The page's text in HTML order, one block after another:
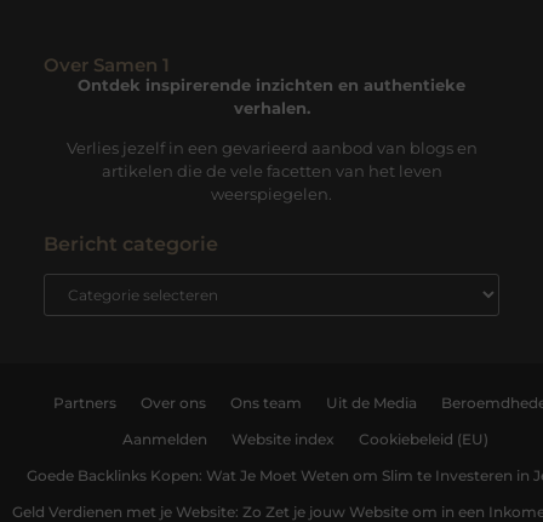
Over Samen 1
Ontdek inspirerende inzichten en authentieke
verhalen.
Verlies jezelf in een gevarieerd aanbod van blogs en
artikelen die de vele facetten van het leven
weerspiegelen.
Bericht categorie
Partners Over ons Ons team Uit de Media
Aanmelden Website index Cookiebeleid (EU)
Goede Backlinks Kopen: Wat Je Moet Weten om Slim te Investeren in
Geld Verdienen met je Website: Zo Zet je jouw Website om in een